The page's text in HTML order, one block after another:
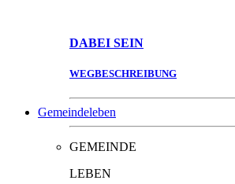
DABEI SEIN
WEGBESCHREIBUNG
Gemeindeleben
GEMEINDE
LEBEN